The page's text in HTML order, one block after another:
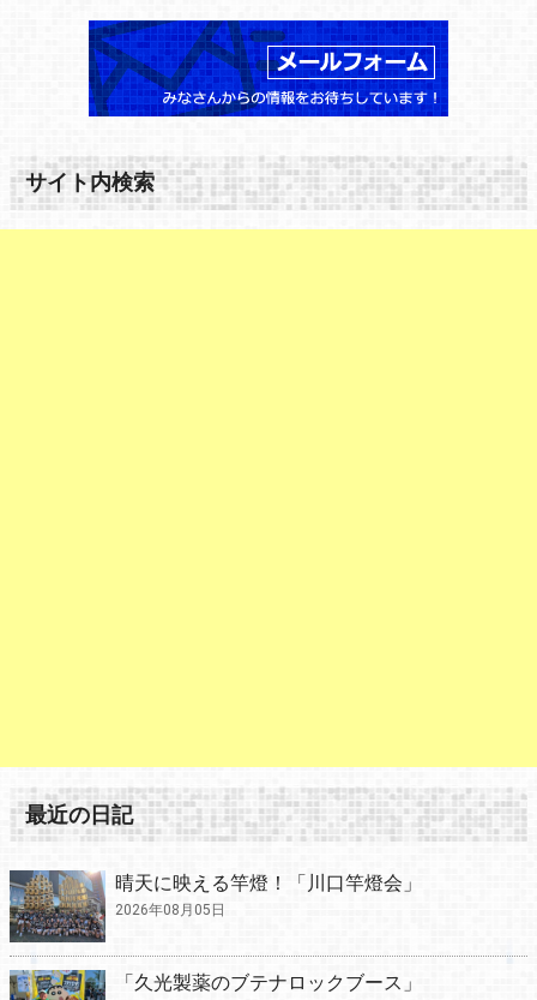
サイト内検索
最近の日記
晴天に映える竿燈！「川口竿燈会」
2026年08月05日
「久光製薬のブテナロックブース」